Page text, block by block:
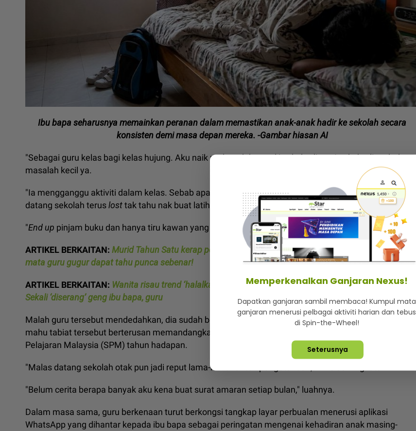
Ibu bapa seharusnya memainkan peranan dalam memastikan anak-anak hadir ke sekolah secara
konsisten demi masa depan mereka. -Gambar hiasan AI
"Sebagai guru kelas bagi kelas hujung. Aku naik meluat dah pasal isu kehadiran. Isu kehadiran bukan
masalah kecil ya.
"Ia mengganggu aktiviti dalam kelas. Sebab apabila nak mengajarchapter
baru, yang selalu tak
datang sekolah teruslosttak tahu nak buat latihan dalam kelas.
"End up pinjam buku dan hanya tiru kawan yang selalu hadir," tulisnya dalam satu hantaran di Threads.
ARTIKEL BERKAITAN: Murid Tahun Satu kerap ponteng sekolah, bapa bagi alasan anak demam... Air
mata guru gugur dapat tahu punca sebenar!
ARTIKEL BERKAITAN: Wanita risau trend ‘halalkan’ anak ponteng sekolah sebab balik kampung...
Sekali ‘diserang’ geng ibu bapa, guru
Malah guru tersebut mendedahkan, dia sudah beberapa kali mengeluarkan surat amaran kerana tidak
mahu tabiat tersebut berterusan memandangkan pelajarnya bakal menduduki peperiksaan Sijil
Pelajaran Malaysia (SPM) tahun hadapan.
"Malas datang sekolah otak pun jadi reput lama-lama. Untuk pengetahuan, ini kelas Tingkatan 4.
"Belum cerita berapa banyak aku kena buat surat amaran setiap bulan," luahnya.
Dalam masa sama, guru berkenaan turut berkongsi tangkap layar perbualan menerusi aplikasi
WhatsApp yang dihantar kepada ibu bapa sebagai peringatan mengenai kehadiran anak masing-
Memperkenalkan Ganjaran Nexus!
Dapatkan ganjaran sambil membaca! Kumpul mata
ganjaran menerusi pelbagai aktiviti harian dan tebus
di Spin-the-Wheel!
Seterusnya